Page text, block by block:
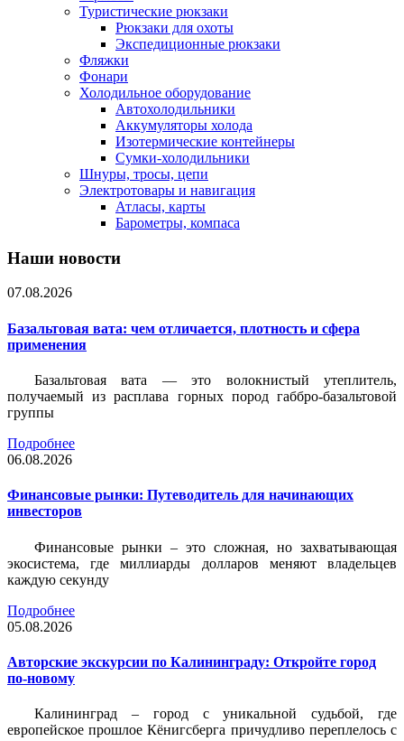
Туристические рюкзаки
Рюкзаки для охоты
Экспедиционные рюкзаки
Фляжки
Фонари
Холодильное оборудование
Автохолодильники
Аккумуляторы холода
Изотермические контейнеры
Сумки-холодильники
Шнуры, тросы, цепи
Электротовары и навигация
Атласы, карты
Барометры, компаса
Наши новости
07.08.2026
Базальтовая вата: чем отличается, плотность и сфера
применения
Базальтовая вата — это волокнистый утеплитель,
получаемый из расплава горных пород габбро-базальтовой
группы
Подробнее
06.08.2026
Финансовые рынки: Путеводитель для начинающих
инвесторов
Финансовые рынки – это сложная, но захватывающая
экосистема, где миллиарды долларов меняют владельцев
каждую секунду
Подробнее
05.08.2026
Авторские экскурсии по Калининграду: Откройте город
по-новому
Калининград – город с уникальной судьбой, где
европейское прошлое Кёнигсберга причудливо переплелось с